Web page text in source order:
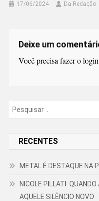
17/06/2024 Da Redação
Deixe um
Você precisa fazer ologin
RECENTES
METAL É DESTAQUE NA
NICOLE PILLATI:
AQUELE SILÊNCIO NOVO